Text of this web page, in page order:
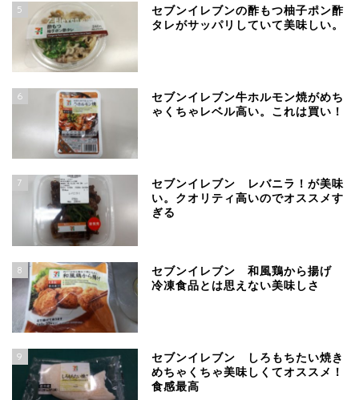
5
セブンイレブンの酢もつ柚子ポン酢
タレがサッパリしていて美味しい。
6
セブンイレブン牛ホルモン焼がめち
ゃくちゃレベル高い。これは買い！
7
セブンイレブン レバニラ！が美味
い。クオリティ高いのでオススメす
ぎる
8
セブンイレブン 和風鶏から揚げ
冷凍食品とは思えない美味しさ
9
セブンイレブン しろもちたい焼き
めちゃくちゃ美味しくてオススメ！
食感最高